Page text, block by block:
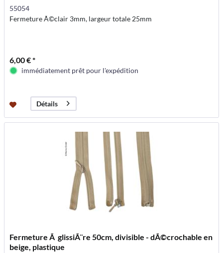
55054
Fermeture Ã©clair 3mm, largeur totale 25mm
6,00 € *
immédiatement prêt pour l'expédition
Détails
Fermeture Ã glissiÃ¨re 50cm, divisible - dÃ©crochable en
beige, plastique